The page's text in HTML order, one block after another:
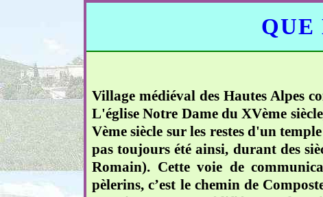
QUE
Village médiéval des Hautes Alpes
L'église Notre Dame du XVème
Vème siècle sur les restes d'un
pas toujours été ainsi, durant des
Romain). Cette voie de
pèlerins, c’est le chemin de